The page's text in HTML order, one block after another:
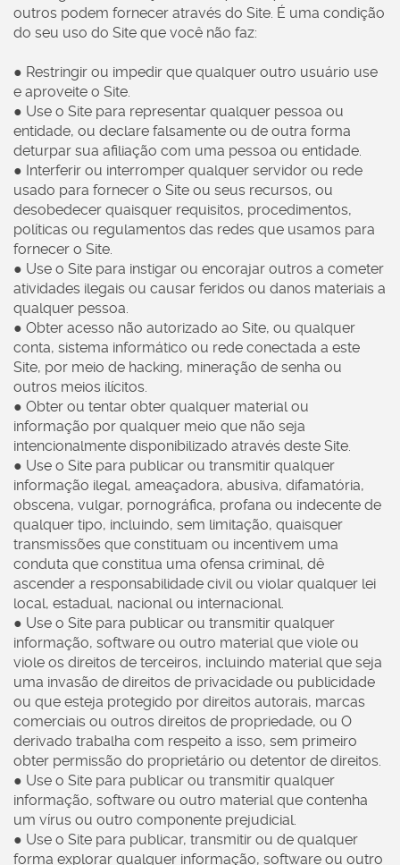
outros podem fornecer através do Site. É uma condição
do seu uso do Site que você não faz:
● Restringir ou impedir que qualquer outro usuário use
e aproveite o Site.
● Use o Site para representar qualquer pessoa ou
entidade, ou declare falsamente ou de outra forma
deturpar sua afiliação com uma pessoa ou entidade.
● Interferir ou interromper qualquer servidor ou rede
usado para fornecer o Site ou seus recursos, ou
desobedecer quaisquer requisitos, procedimentos,
políticas ou regulamentos das redes que usamos para
fornecer o Site.
● Use o Site para instigar ou encorajar outros a cometer
atividades ilegais ou causar feridos ou danos materiais a
qualquer pessoa.
● Obter acesso não autorizado ao Site, ou qualquer
conta, sistema informático ou rede conectada a este
Site, por meio de hacking, mineração de senha ou
outros meios ilícitos.
● Obter ou tentar obter qualquer material ou
informação por qualquer meio que não seja
intencionalmente disponibilizado através deste Site.
● Use o Site para publicar ou transmitir qualquer
informação ilegal, ameaçadora, abusiva, difamatória,
obscena, vulgar, pornográfica, profana ou indecente de
qualquer tipo, incluindo, sem limitação, quaisquer
transmissões que constituam ou incentivem uma
conduta que constitua uma ofensa criminal, dê
ascender a responsabilidade civil ou violar qualquer lei
local, estadual, nacional ou internacional.
● Use o Site para publicar ou transmitir qualquer
informação, software ou outro material que viole ou
viole os direitos de terceiros, incluindo material que seja
uma invasão de direitos de privacidade ou publicidade
ou que esteja protegido por direitos autorais, marcas
comerciais ou outros direitos de propriedade, ou O
derivado trabalha com respeito a isso, sem primeiro
obter permissão do proprietário ou detentor de direitos.
● Use o Site para publicar ou transmitir qualquer
informação, software ou outro material que contenha
um vírus ou outro componente prejudicial.
● Use o Site para publicar, transmitir ou de qualquer
forma explorar qualquer informação, software ou outro